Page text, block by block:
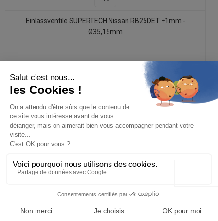
Einlassventile SUPERTECH Nissan RB25DET +1mm -
Ø35,15mm